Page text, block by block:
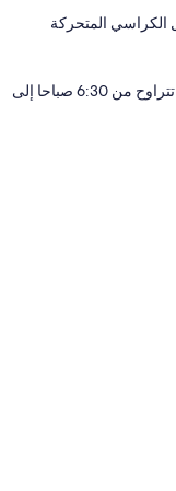
المتحركة
يتوفر يوميًا بوفيه الإفطار نظير رسوم تتراوح من 6:30 صباحا إلى